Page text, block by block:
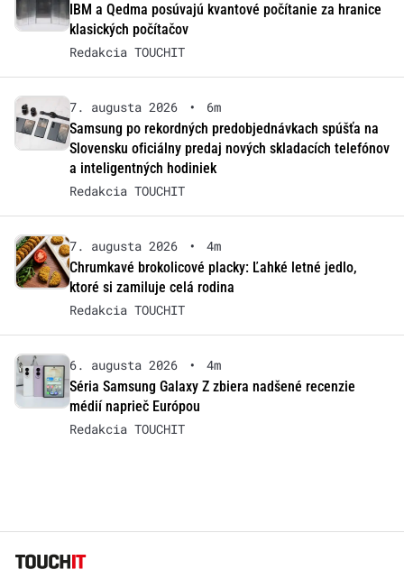
IBM a Qedma posúvajú kvantové počítanie za hranice
klasických počítačov
Redakcia TOUCHIT
7. augusta 2026 •
6m
Samsung po rekordných predobjednávkach spúšťa na
Slovensku oficiálny predaj nových skladacích telefónov
a inteligentných hodiniek
Redakcia TOUCHIT
7. augusta 2026 •
4m
Chrumkavé brokolicové placky: Ľahké letné jedlo,
ktoré si zamiluje celá rodina
Redakcia TOUCHIT
6. augusta 2026 •
4m
Séria Samsung Galaxy Z zbiera nadšené recenzie
médií naprieč Európou
Redakcia TOUCHIT